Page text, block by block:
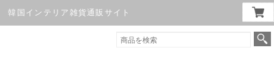
韓国インテリア雑貨通販サイト